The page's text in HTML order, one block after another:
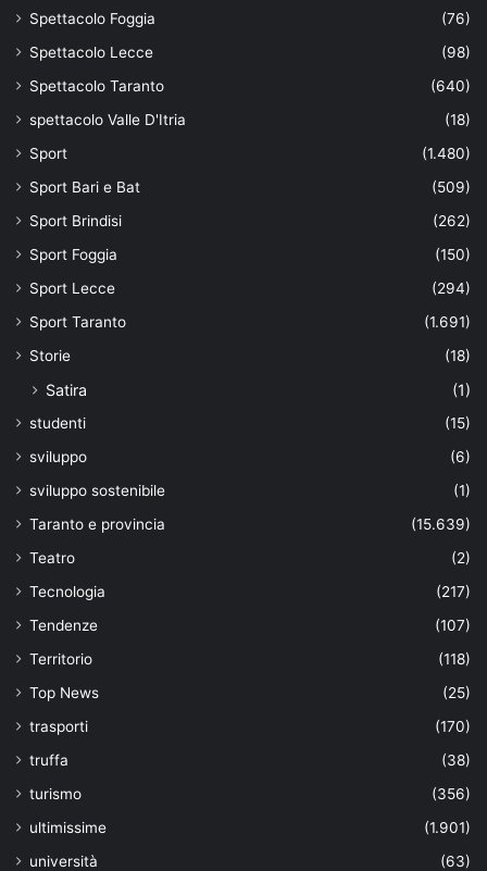
Spettacolo Foggia
(76)
Spettacolo Lecce
(98)
Spettacolo Taranto
(640)
spettacolo Valle D'Itria
(18)
Sport
(1.480)
Sport Bari e Bat
(509)
Sport Brindisi
(262)
Sport Foggia
(150)
Sport Lecce
(294)
Sport Taranto
(1.691)
Storie
(18)
Satira (1)
studenti
(15)
sviluppo
(6)
sviluppo sostenibile
(1)
Taranto e provincia
(15.639)
Teatro
(2)
Tecnologia
(217)
Tendenze
(107)
Territorio
(118)
Top News
(25)
trasporti
(170)
truffa
(38)
turismo
(356)
ultimissime
(1.901)
università
(63)